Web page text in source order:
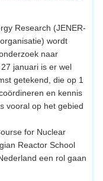
Research (JENER-
wordt
naar
januari is er wel
getekend, die op 1
en kennis
vooral op het gebied
for Nuclear
Reactor School
een rol gaan